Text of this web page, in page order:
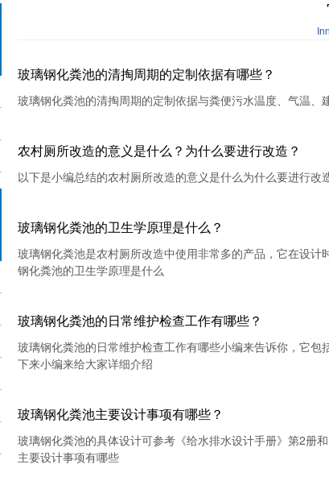
玻璃钢化粪池的清掏周期的定制依据有哪些？
玻璃钢化粪池的清掏周期的定制依据与粪便污水温度、气温、
农村厕所改造的意义是什么？为什么要进行改造？
以下是小编总结的农村厕所改造的意义是什么为什么要进行
玻璃钢化粪池的卫生学原理是什么？
玻璃钢化粪池是农村厕所改造中使用非常多的产品，它在设
钢化粪池的卫生学原理是什么
玻璃钢化粪池的日常维护检查工作有哪些？
玻璃钢化粪池的日常维护检查工作有哪些小编来告诉你，它
下来小编来给大家详细介绍
玻璃钢化粪池主要设计事项有哪些？
玻璃钢化粪池的具体设计可参考《给水排水设计手册》第2册
主要设计事项有哪些